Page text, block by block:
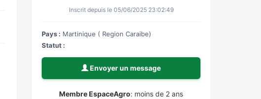
Inscrit depuis le 05/06/2025 23:02:49
Pays : Martinique ( Region Caraibe)
Statut :
Envoyer un message
Membre EspaceAgro: moins de 2 ans